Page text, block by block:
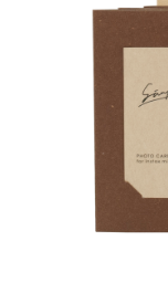
Simplaft 【シン
テーマ：『送
+ 税
for instax mini size